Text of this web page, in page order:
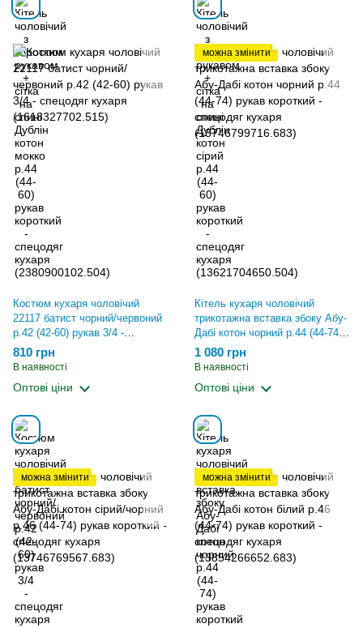
Костюм кухаря чоловічий
22117 батист чорний/червоний
р.42 (42-60) рукав 3/4 -
спецодяг кухаря
(1618327702.515)
810 грн
В наявності
Оптові ціни
можна змінити
Кітель кухаря чоловічий
трикотажна вставка збоку Абу-
Дабі котон чорний р.44 (44-74)
рукав короткий - спецодяг
кухаря (13746799716.683)
1 080 грн
В наявності
Оптові ціни
можна змінити можна змінити